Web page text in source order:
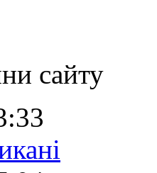
сайту